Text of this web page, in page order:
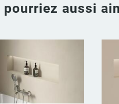
pourriez aussi